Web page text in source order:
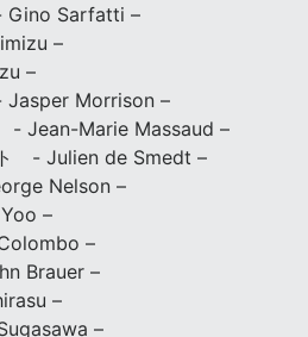
Gino Sarfatti –
–
–
Jasper Morrison –
- Jean-Marie Massaud –
- Julien de Smedt –
Nelson –
–
–
Brauer –
–
–